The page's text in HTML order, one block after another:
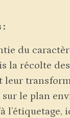
:
du
la récolte
leur
sur le plan